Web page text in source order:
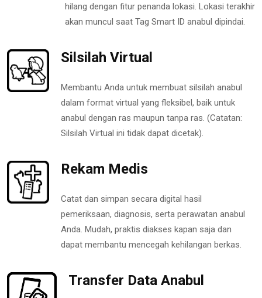
hilang dengan fitur penanda lokasi. Lokasi terakhir
akan muncul saat Tag Smart ID anabul dipindai.
Silsilah Virtual
Membantu Anda untuk membuat silsilah anabul
dalam format virtual yang fleksibel, baik untuk
anabul dengan ras maupun tanpa ras. (Catatan:
Silsilah Virtual ini tidak dapat dicetak).
Rekam Medis
Catat dan simpan secara digital hasil
pemeriksaan, diagnosis, serta perawatan anabul
Anda. Mudah, praktis diakses kapan saja dan
dapat membantu mencegah kehilangan berkas.
Transfer Data Anabul